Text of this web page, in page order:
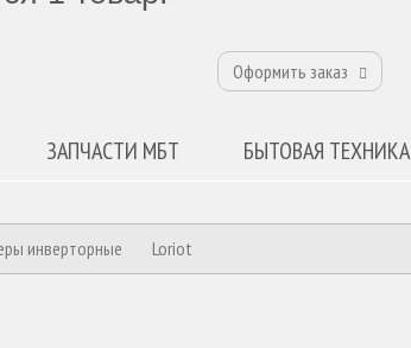
Оформить заказ
ЗАПЧАСТИ МБТ БЫТОВАЯ ТЕХНИКА
инверторные Loriot